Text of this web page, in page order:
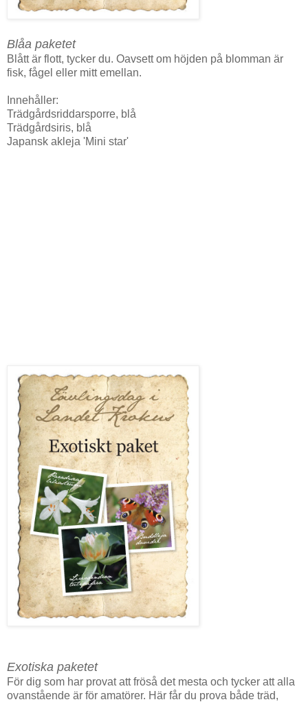
Blåa paketet
Blått är flott, tycker du. Oavsett om höjden på blomman är
fisk, fågel eller mitt emellan.
Innehåller:
Trädgårdsriddarsporre, blå
Trädgårdsiris, blå
Japansk akleja 'Mini star'
Exotiska paketet
För dig som har provat att fröså det mesta och tycker att alla
ovanstående är för amatörer. Här får du prova både träd,